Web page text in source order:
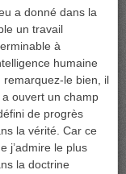
a donné dans la
un travail
à
humaine
remarquez-le bien, il
a ouvert un champ
de progrès
la vérité. Car ce
j’admire le plus
la doctrine